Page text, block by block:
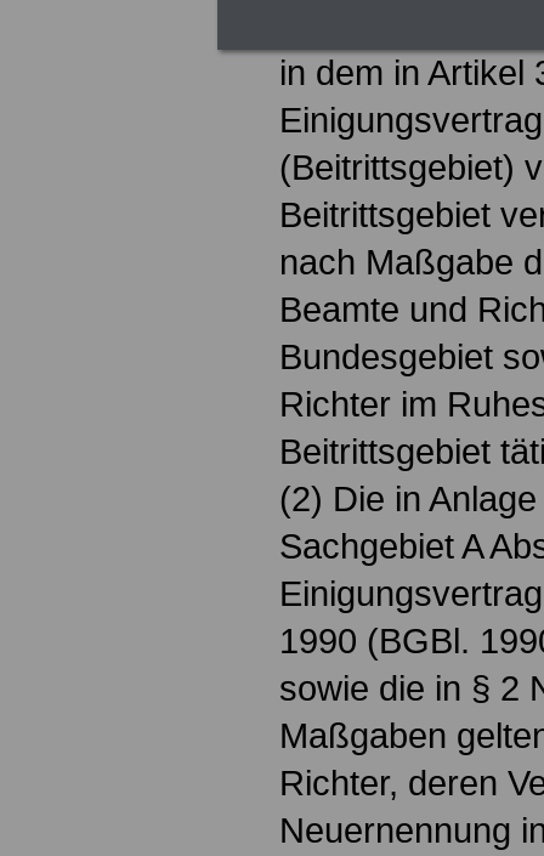
in dem in Artikel
(Beitrittsgebiet)
Beitrittsgebiet
nach Maßgabe
Beamte und
Bundesgebiet
Richter im
Beitrittsgebiet
(2) Die in
Sachgebiet A
1990 (BGBl.
sowie die in § 2
Maßgaben
Richter, deren
Neuernennung